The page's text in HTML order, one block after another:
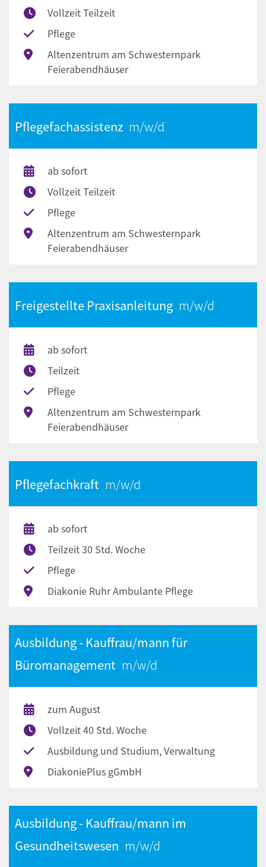
Vollzeit Teilzeit
Pflege
Altenzentrum am Schwesternpark
Feierabendhäuser
Pflegefachassistenz
ab sofort
Vollzeit Teilzeit
Pflege
Altenzentrum am Schwesternpark
Feierabendhäuser
Freigestellte Praxisanleitung
ab sofort
Teilzeit
Pflege
Altenzentrum am Schwesternpark
Feierabendhäuser
Pflegefachkraft
ab sofort
Teilzeit 30 Std. Woche
Pflege
Diakonie Ruhr Ambulante Pflege
Ausbildung - Kauffrau/mann für
Büromanagement
zum August
Vollzeit 40 Std. Woche
Ausbildung und Studium, Verwaltung
DiakoniePlus gGmbH
Ausbildung - Kauffrau/mann im
Gesundheitswesen